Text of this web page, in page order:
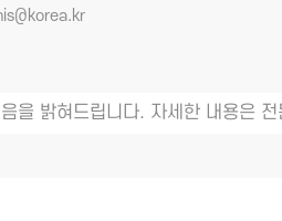
밝혀드립니다. 자세한 내용은